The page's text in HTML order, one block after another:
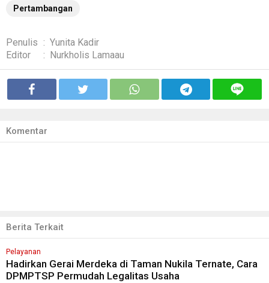
Pertambangan
Penulis : Yunita Kadir
Editor
: Nurkholis Lamaau
Komentar
Berita Terkait
Pelayanan
Hadirkan Gerai Merdeka di Taman Nukila Ternate, Cara
DPMPTSP Permudah Legalitas Usaha